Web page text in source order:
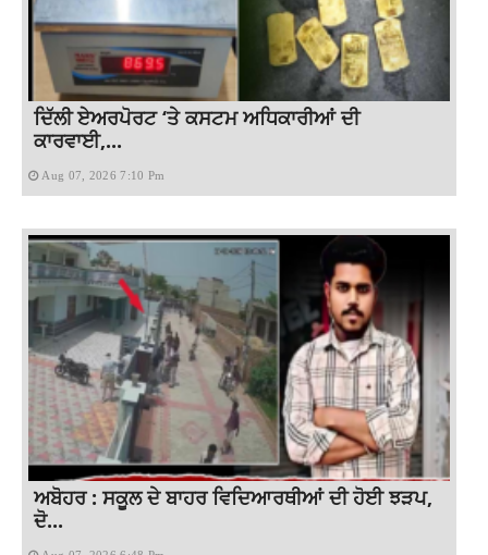
ਦਿੱਲੀ ਏਅਰਪੋਰਟ ‘ਤੇ ਕਸਟਮ ਅਧਿਕਾਰੀਆਂ ਦੀ
ਕਾਰਵਾਈ,...
Aug 07, 2026 7:10 Pm
ਅਬੋਹਰ : ਸਕੂਲ ਦੇ ਬਾਹਰ ਵਿਦਿਆਰਥੀਆਂ ਦੀ ਹੋਈ ਝੜਪ,
ਦੋ...